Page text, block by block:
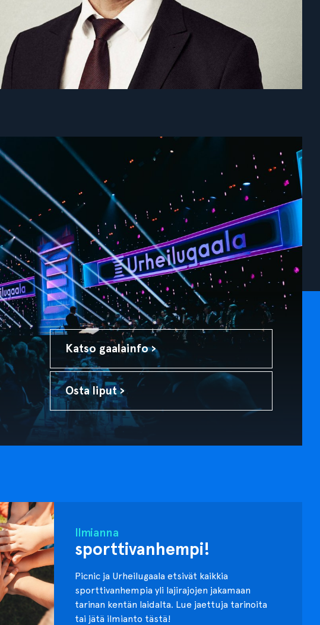
Katso gaalainfo ›
Osta liput ›
Ilmianna
sporttivanhempi!
Picnic ja Urheilugaala etsivät kaikkia
sporttivanhempia yli lajirajojen jakamaan
tarinan kentän laidalta. Lue jaettuja tarinoita
tai jätä ilmianto tästä!